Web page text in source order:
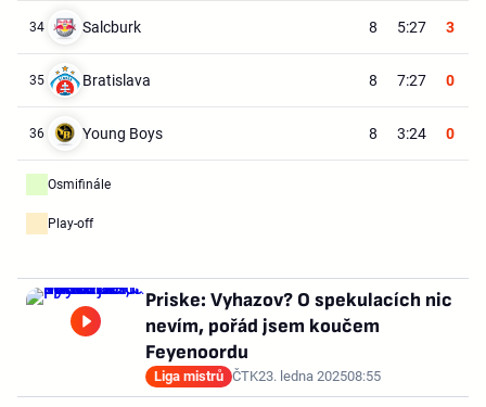
34 Salcburk 8 5:27 3
35 Bratislava 8 7:27 0
36 Young Boys 8 3:24 0
Osmifinále
Play-off
Priske: Vyhazov? O spekulacích nic
nevím, pořád jsem koučem
Feyenoordu
Liga mistrů ČTK23. ledna 202508:55